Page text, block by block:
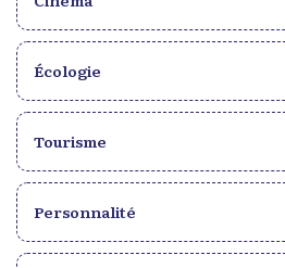
Écologie
Tourisme
Personnalité